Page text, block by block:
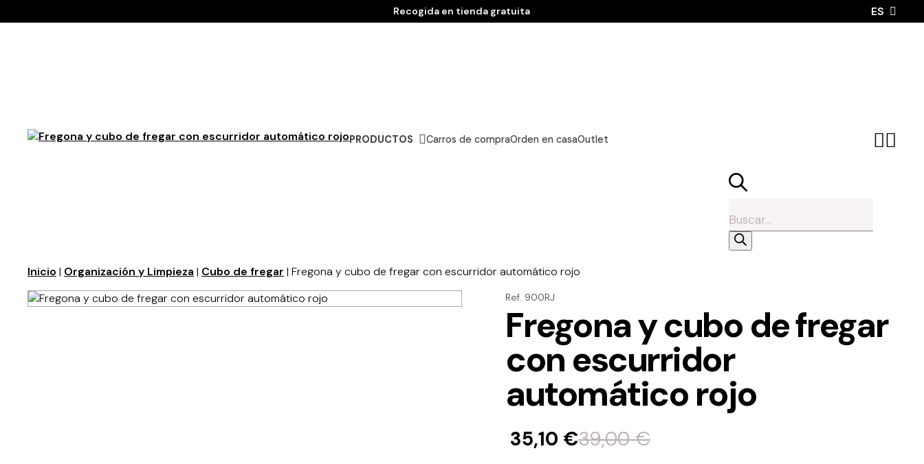
Recogida en tienda gratuita ES
de
productos
PRODUCTOS Carros de compraOrden en casaOutlet
Inicio | Organización y Limpieza | Cubo de fregar | Fregona y cubo de fregar con escurridor automático rojo
Ref. 900RJ
Fregona y cubo de fregar
con escurridor
automático rojo
39,00€
35,10 €